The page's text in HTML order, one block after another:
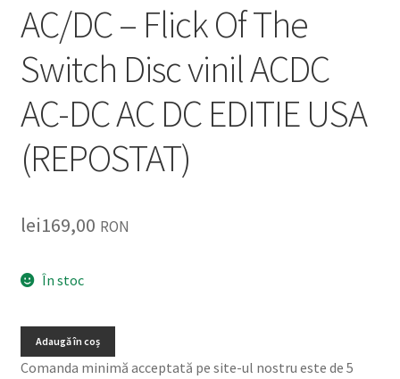
AC/DC – Flick Of The
Switch Disc vinil ACDC
AC-DC AC DC EDITIE USA
(REPOSTAT)
lei169,00 RON
În stoc
Adaugă în coș
Comanda minimă acceptată pe site-ul nostru este de 5